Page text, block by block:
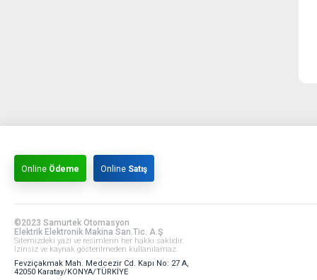
Online Ödeme Online Satış
©2023 Samurtek Otomasyon
Elektrik Elektronik Makina San.Tic. A.Ş
Sitemizdeki yazı ve resimlerin her hakkı saklıdır.
İzinsiz ve kaynak gösterilmeden kullanılamaz.
Fevziçakmak Mah. Medcezir Cd. Kapı No: 27 A,
42050 Karatay/KONYA/TÜRKİYE